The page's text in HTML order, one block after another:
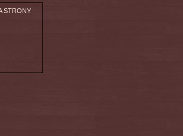
STRONY